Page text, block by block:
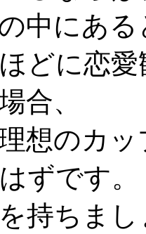
中にあ
どに恋
合、
想のカ
ずです。
持ちま